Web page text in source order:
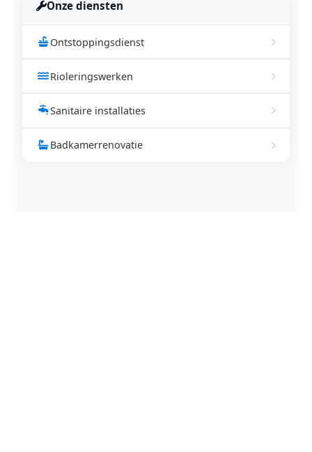
Onze diensten
Ontstoppingsdienst
Rioleringswerken
Sanitaire installaties
Badkamerrenovatie